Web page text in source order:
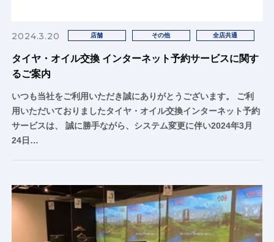
2024.3.20 店舗 その他 全店共通
タイヤ・オイル交換 インターネット予約サービスに関す
るご案内
いつも当社をご利用いただき誠にありがとうございます。 ご利
用いただいておりましたタイヤ・オイル交換インターネット予約
サービスは、 誠に勝手ながら、システム変更に伴い2024年3月
24日…